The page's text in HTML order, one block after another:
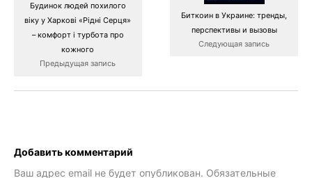
Будинок людей похилого
віку у Харкові «Рідні Серця»
– комфорт і турбота про
кожного
Предыдущая запись
Биткоин в Украине: тренды,
перспективы и вызовы
Следующая запись
Добавить комментарий
Ваш адрес email не будет опубликован. Обязательные